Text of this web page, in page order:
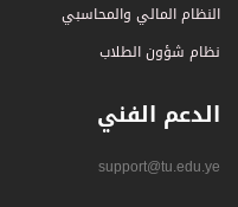
النظام المالي والمحاسبي
نظام شؤون الطلاب
الدعم الفني
support@tu.edu.ye